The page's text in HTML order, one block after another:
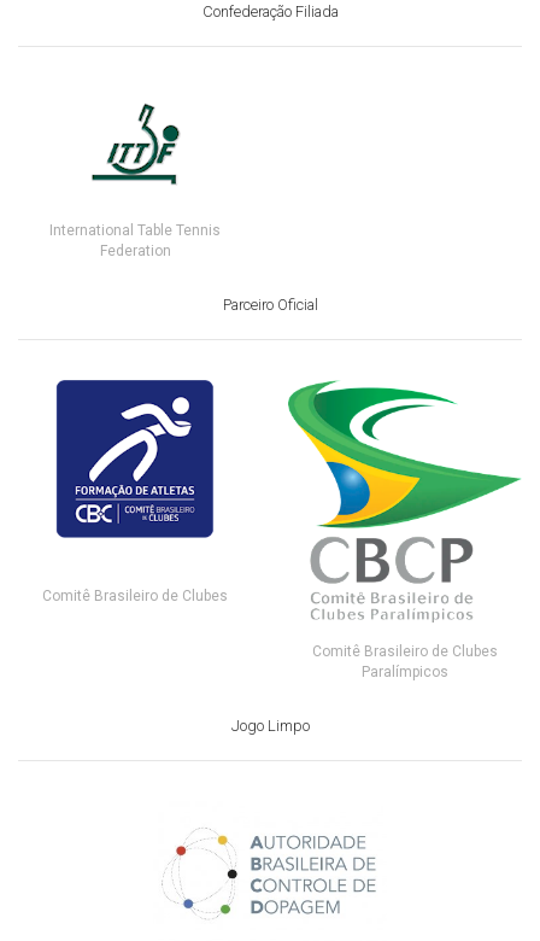
Confederação Filiada
International Table Tennis
Federation
Parceiro Oficial
Comitê Brasileiro de Clubes
Comitê Brasileiro de Clubes
Paralímpicos
Jogo Limpo